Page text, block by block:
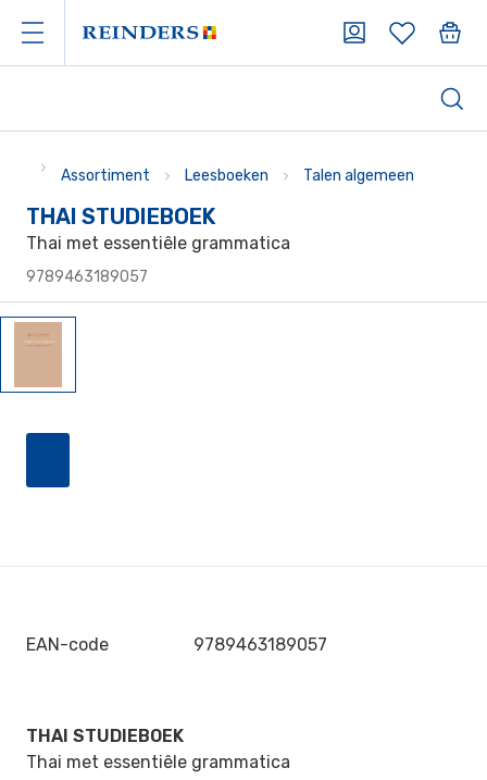
Assortiment Leesboeken Talen algemeen
THAI STUDIEBOEK
Thai met essentiêle grammatica
9789463189057
EAN-code 9789463189057
THAI STUDIEBOEK
Thai met essentiêle grammatica